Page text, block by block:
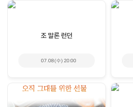
조 말론 런던
07.08(수) 20:00